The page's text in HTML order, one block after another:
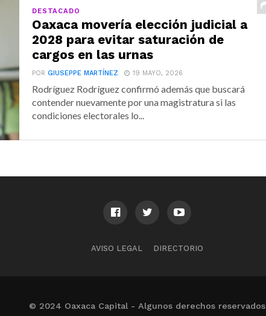
DESTACADO
Oaxaca movería elección judicial a
2028 para evitar saturación de
cargos en las urnas
PORGIUSEPPE MARTÍNEZ 19 MAYO, 2026
Rodríguez Rodríguez confirmó además que buscará
contender nuevamente por una magistratura si las
condiciones electorales lo...
AVISO LEGAL DIRECTORIO
© 2024 Oaxaca Capital - Algunos derechos reservados